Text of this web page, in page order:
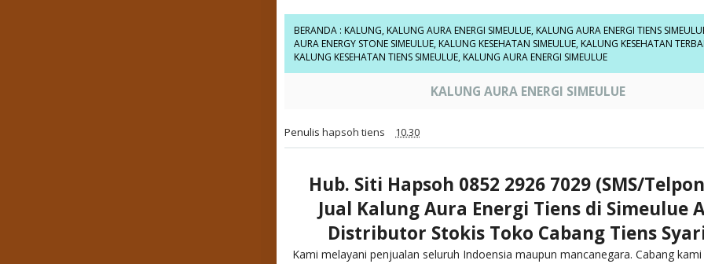
BERANDA : KALUNG, KALUNG AURA ENERGI SIMEULUE, KALUNG AURA ENERGI TIENS
AURA ENERGY STONE SIMEULUE, KALUNG KESEHATAN SIMEULUE, KALUNG KESEHATAN
KALUNG KESEHATAN TIENS SIMEULUE, KALUNG AURA ENERGI SIMEULUE
KALUNG AURA ENERGI SIMEULUE
Penulis hapsoh tiens 10.30
Hub. Siti Hapsoh 0852 2926 7029 (SMS/
Jual Kalung Aura Energi Tiens di Simeulue
Distributor Stokis Toko Cabang Tiens
Kami melayani penjualan seluruh Indoensia maupun mancanegara. Cabang